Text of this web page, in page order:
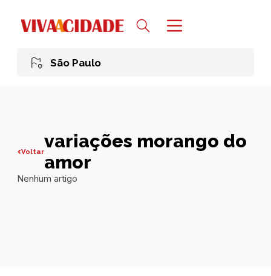
São Paulo
Voltarvariações morango do
amor
Nenhum artigo